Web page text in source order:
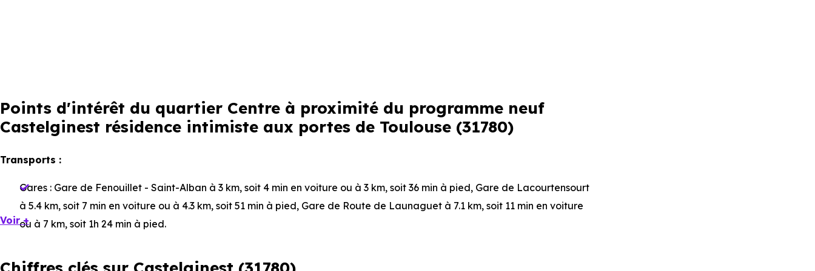
Points d'intérêt du quartier Centre à proximité du programme neuf
Castelginest résidence intimiste aux portes de Toulouse (31780)
Transports :
Gares : Gare de Fenouillet - Saint-Alban à 3 km, soit 4 min en voiture ou à 3 km, soit 36 min à pied, Gare de Lacourtensourt
à 5.4 km, soit 7 min en voiture ou à 4.3 km, soit 51 min à pied, Gare de Route de Launaguet à 7.1 km, soit 11 min en voiture
ou à 7 km, soit 1h 24 min à pied.
- Ligne 113 : Mairie Castelginestà 158 m, soit 0 min en voiture ou à 138 m, soit 2 min à pied
Voir +